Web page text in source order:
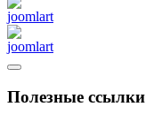
Полезные ссылки